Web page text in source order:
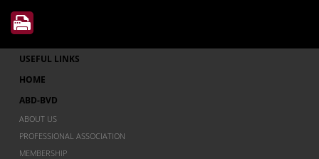
USEFUL LINKS
HOME
ABD-BVD
ABOUT US
PROFESSIONAL ASSOCIATION
MEMBERSHIP